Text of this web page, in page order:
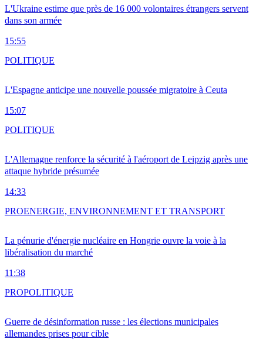
L'Ukraine estime que près de 16 000 volontaires étrangers servent
dans son armée
15:55
L'Espagne anticipe une nouvelle poussée migratoire à Ceuta
15:07
POLITIQUE
L'Allemagne renforce la sécurité à l'aéroport de Leipzig après une
attaque hybride présumée
14:33
POLITIQUE
La pénurie d'énergie nucléaire en Hongrie ouvre la voie à la
libéralisation du marché
11:38
PROENERGIE, ENVIRONNEMENT ET TRANSPORT
Guerre de désinformation russe : les élections municipales
allemandes prises pour cible
PROPOLITIQUE